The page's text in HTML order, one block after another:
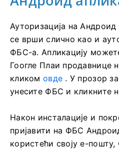
Ауторизација на
се врши слично као и
ФБС-а. Апликацију
Гоогле Плаи продавнице
кликом овде . У прозор
унесите ФБС и кликните
Након инсталације и
пријавити на ФБС
користећи своју е-